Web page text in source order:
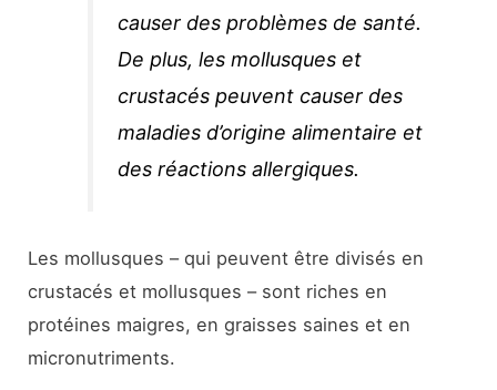
causer des problèmes de santé.
De plus, les mollusques et
crustacés peuvent causer des
maladies d’origine alimentaire et
des réactions allergiques.
Les mollusques – qui peuvent être divisés en
crustacés et mollusques – sont riches en
protéines maigres, en graisses saines et en
micronutriments.